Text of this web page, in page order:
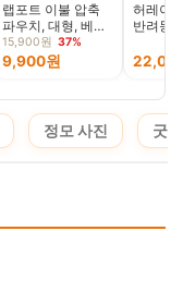
랩포트 이불 압축
파우치, 대형, 베이
지, 1개
15,900원 37%
9,900원
허레이
반려동
1개,
정모 사진 굿